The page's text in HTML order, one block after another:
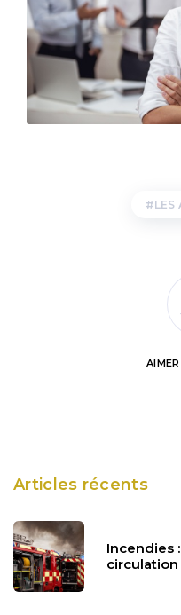
LES
AIMER
Articles récents
Incendies
circulation